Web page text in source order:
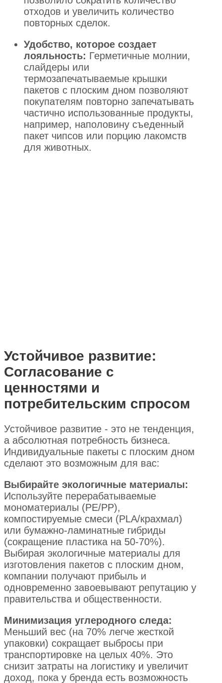
отходов и увеличить количество
повторных сделок.
Удобство, которое создает
лояльность: Герметичные молнии,
слайдеры или
термозапечатываемые крышки
пакетов с плоским дном позволяют
покупателям повторно запечатывать
частично использованные продукты,
например, наполовину съеденный
пакет чипсов или порцию лакомств
для животных.
Устойчивое развитие:
Согласование с
ценностями и
потребительским спросом
Устойчивое развитие - это не тенденция,
а абсолютная потребность бизнеса.
Индивидуальные пакеты с плоским дном
сделают это возможным для вас:
Выбирайте экологичные материалы:
Используйте перерабатываемые
мономатериалы (PE/PP),
компостируемые смеси (PLA/крахмал)
или бумажно-ламинатные гибриды
(сокращение пластика на 50-70%).
Выбирая экологичные материалы для
изготовления пакетов с плоским дном,
компании получают прибыль и
одновременно завоевывают репутацию у
правительства и общественности.
Минимизация углеродного следа:
Меньший вес (на 70% легче жесткой
упаковки) сокращает выбросы при
транспортировке на целых 40%. Это
снизит затраты на логистику и увеличит
доход, пока у бренда есть возможность